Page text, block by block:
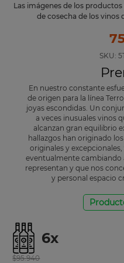
Las imágenes de los
de cosecha de los vinos
SKU:
En nuestro constante
de origen para la línea
joyas escondidas. Un
a veces inusuales vinos
alcanzan gran equilibrio
hallazgos han originado
originales y
eventualmente cambiando
representan y que nos
y personal espacio
6x
$95.940